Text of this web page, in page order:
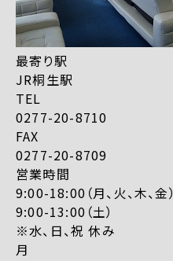
最寄り駅
JR桐生駅
TEL
0277-20-8710
FAX
0277-20-8709
営業時間
9:00-18:00（月、火、木、金）
9:00-13:00（土）
※水、日、祝 休み
月